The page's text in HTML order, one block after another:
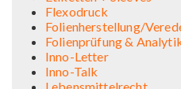
Flexodruck
Folienherstellung/
Folienprüfung &
Inno-Letter
Inno-Talk